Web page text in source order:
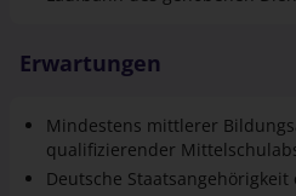
Mindestens mittlerer
qualifizierender
eines EU-Staates
Erfolgreiche Teilnahme am
Landespersonalausschusses